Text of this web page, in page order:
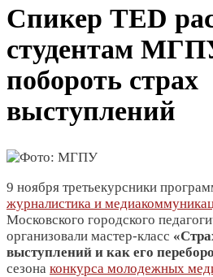
Спикер TED
студентам
побороть страх
выступлений
9 ноября третьекурсники
журналистика и
Московского городского
организовали мастер-класс
выступлений и как его
сезона конкурса молодежных